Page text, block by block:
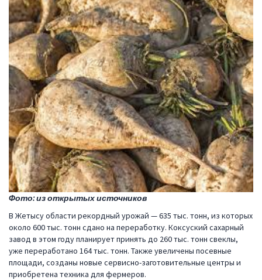
Фото: из открытых источников
В Жетысу области рекордный урожай — 635 тыс. тонн, из которых
около 600 тыс. тонн сдано на переработку. Коксуский сахарный
завод в этом году планирует принять до 260 тыс. тонн свеклы,
уже переработано 164 тыс. тонн. Также увеличены посевные
площади, созданы новые сервисно-заготовительные центры и
приобретена техника для фермеров.